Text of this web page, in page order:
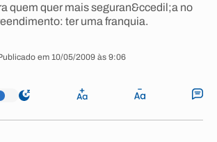
quem quer mais seguran&ccedil;a no
ter uma franquia.
em 10/05/2009 às 9:06